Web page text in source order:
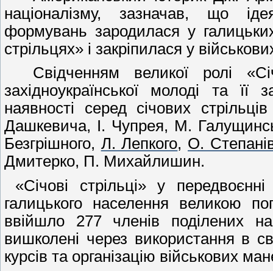
націоналізму, зазначав, що
формувань зародилася у
стрільцях» і закріпилася у
Свідченням великої ролі
західноукраїнської молоді та
наявності серед січових
Дашкевича, І. Чупрея, М.
Безгрішного, Л. Лепкого, О.
Дмитерко, П. Михайлишин.
«Січові стрільці» у
галицького населення великою
ввійшло 277 членів
вишколені через використання в
курсів та організацію військових